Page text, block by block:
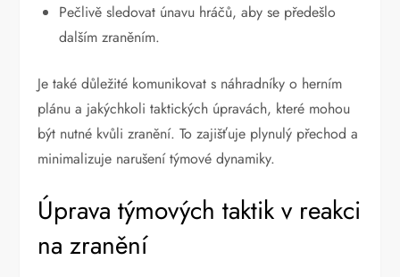
Pečlivě sledovat únavu hráčů, aby se předešlo
dalším zraněním.
Je také důležité komunikovat s náhradníky o herním
plánu a jakýchkoli taktických úpravách, které mohou
být nutné kvůli zranění. To zajišťuje plynulý přechod a
minimalizuje narušení týmové dynamiky.
Úprava týmových taktik v reakci
na zranění